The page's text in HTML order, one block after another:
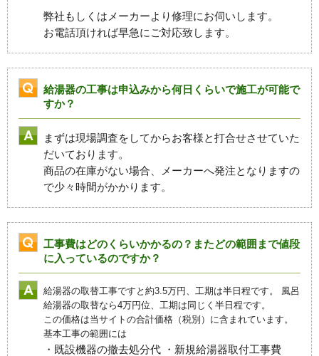
弊社もしくはメーカーより修理にお伺いします。
お電話頂ければ早急にご対応致します。
給湯器の工事は申込みから何日くらいで施工が可能で
すか？
まずは現場調査をしてからお客様と打合せさせていた
だいております。
商品の在庫がない場合、メーカーへ発注となりますの
で少々時間がかかります。
工事費はどのくらいかかるの？またどの範囲まで値段
に入っているのですか？
給湯器の取替工事ですと約3.5万円、工期は半日程です。 風呂
給湯器の取替なら4万円位、工期は同じく半日程です。
この価格は当サイトの合計価格（税別）に含まれています。
基本工事の範囲には
・既設機器の撤去処分代 ・新規給湯器取付工事費